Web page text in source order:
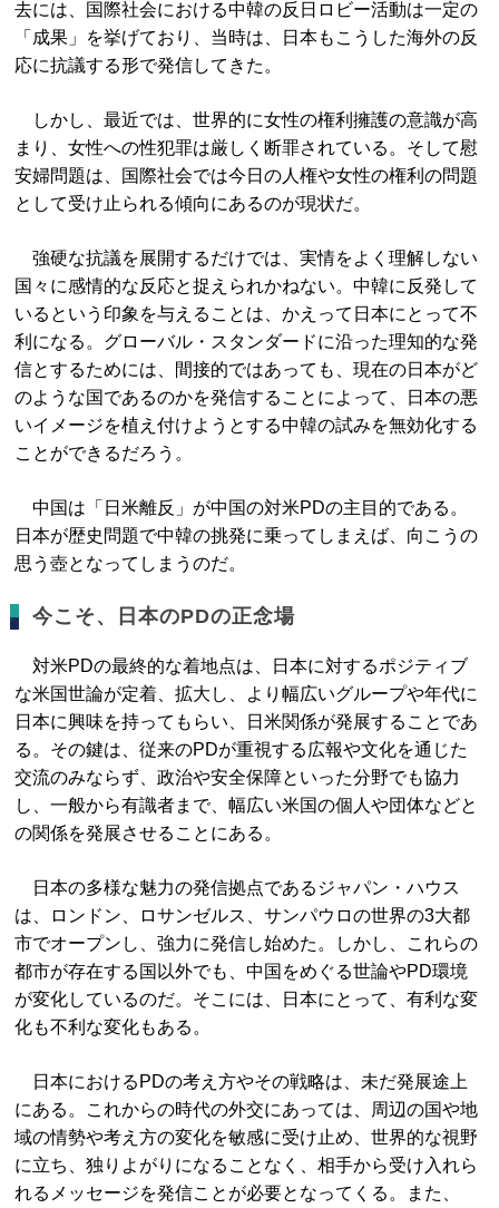
去には、国際社会における中韓の反日ロビー活動は一定の
「成果」を挙げており、当時は、日本もこうした海外の反
応に抗議する形で発信してきた。
しかし、最近では、世界的に女性の権利擁護の意識が高
まり、女性への性犯罪は厳しく断罪されている。そして慰
安婦問題は、国際社会では今日の人権や女性の権利の問題
として受け止られる傾向にあるのが現状だ。
強硬な抗議を展開するだけでは、実情をよく理解しない
国々に感情的な反応と捉えられかねない。中韓に反発して
いるという印象を与えることは、かえって日本にとって不
利になる。グローバル・スタンダードに沿った理知的な発
信とするためには、間接的ではあっても、現在の日本がど
のような国であるのかを発信することによって、日本の悪
いイメージを植え付けようとする中韓の試みを無効化する
ことができるだろう。
中国は「日米離反」が中国の対米PDの主目的である。
日本が歴史問題で中韓の挑発に乗ってしまえば、向こうの
思う壺となってしまうのだ。
今こそ、日本のPDの正念場
対米PDの最終的な着地点は、日本に対するポジティブ
な米国世論が定着、拡大し、より幅広いグループや年代に
日本に興味を持ってもらい、日米関係が発展することであ
る。その鍵は、従来のPDが重視する広報や文化を通じた
交流のみならず、政治や安全保障といった分野でも協力
し、一般から有識者まで、幅広い米国の個人や団体などと
の関係を発展させることにある。
日本の多様な魅力の発信拠点であるジャパン・ハウス
は、ロンドン、ロサンゼルス、サンパウロの世界の3大都
市でオープンし、強力に発信し始めた。しかし、これらの
都市が存在する国以外でも、中国をめぐる世論やPD環境
が変化しているのだ。そこには、日本にとって、有利な変
化も不利な変化もある。
日本におけるPDの考え方やその戦略は、未だ発展途上
にある。これからの時代の外交にあっては、周辺の国や地
域の情勢や考え方の変化を敏感に受け止め、世界的な視野
に立ち、独りよがりになることなく、相手から受け入れら
れるメッセージを発信ことが必要となってくる。また、